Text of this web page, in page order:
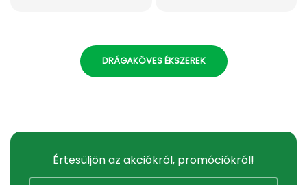
DRÁGAKÖVES ÉKSZEREK
Értesüljön az akciókról, promóciókról!